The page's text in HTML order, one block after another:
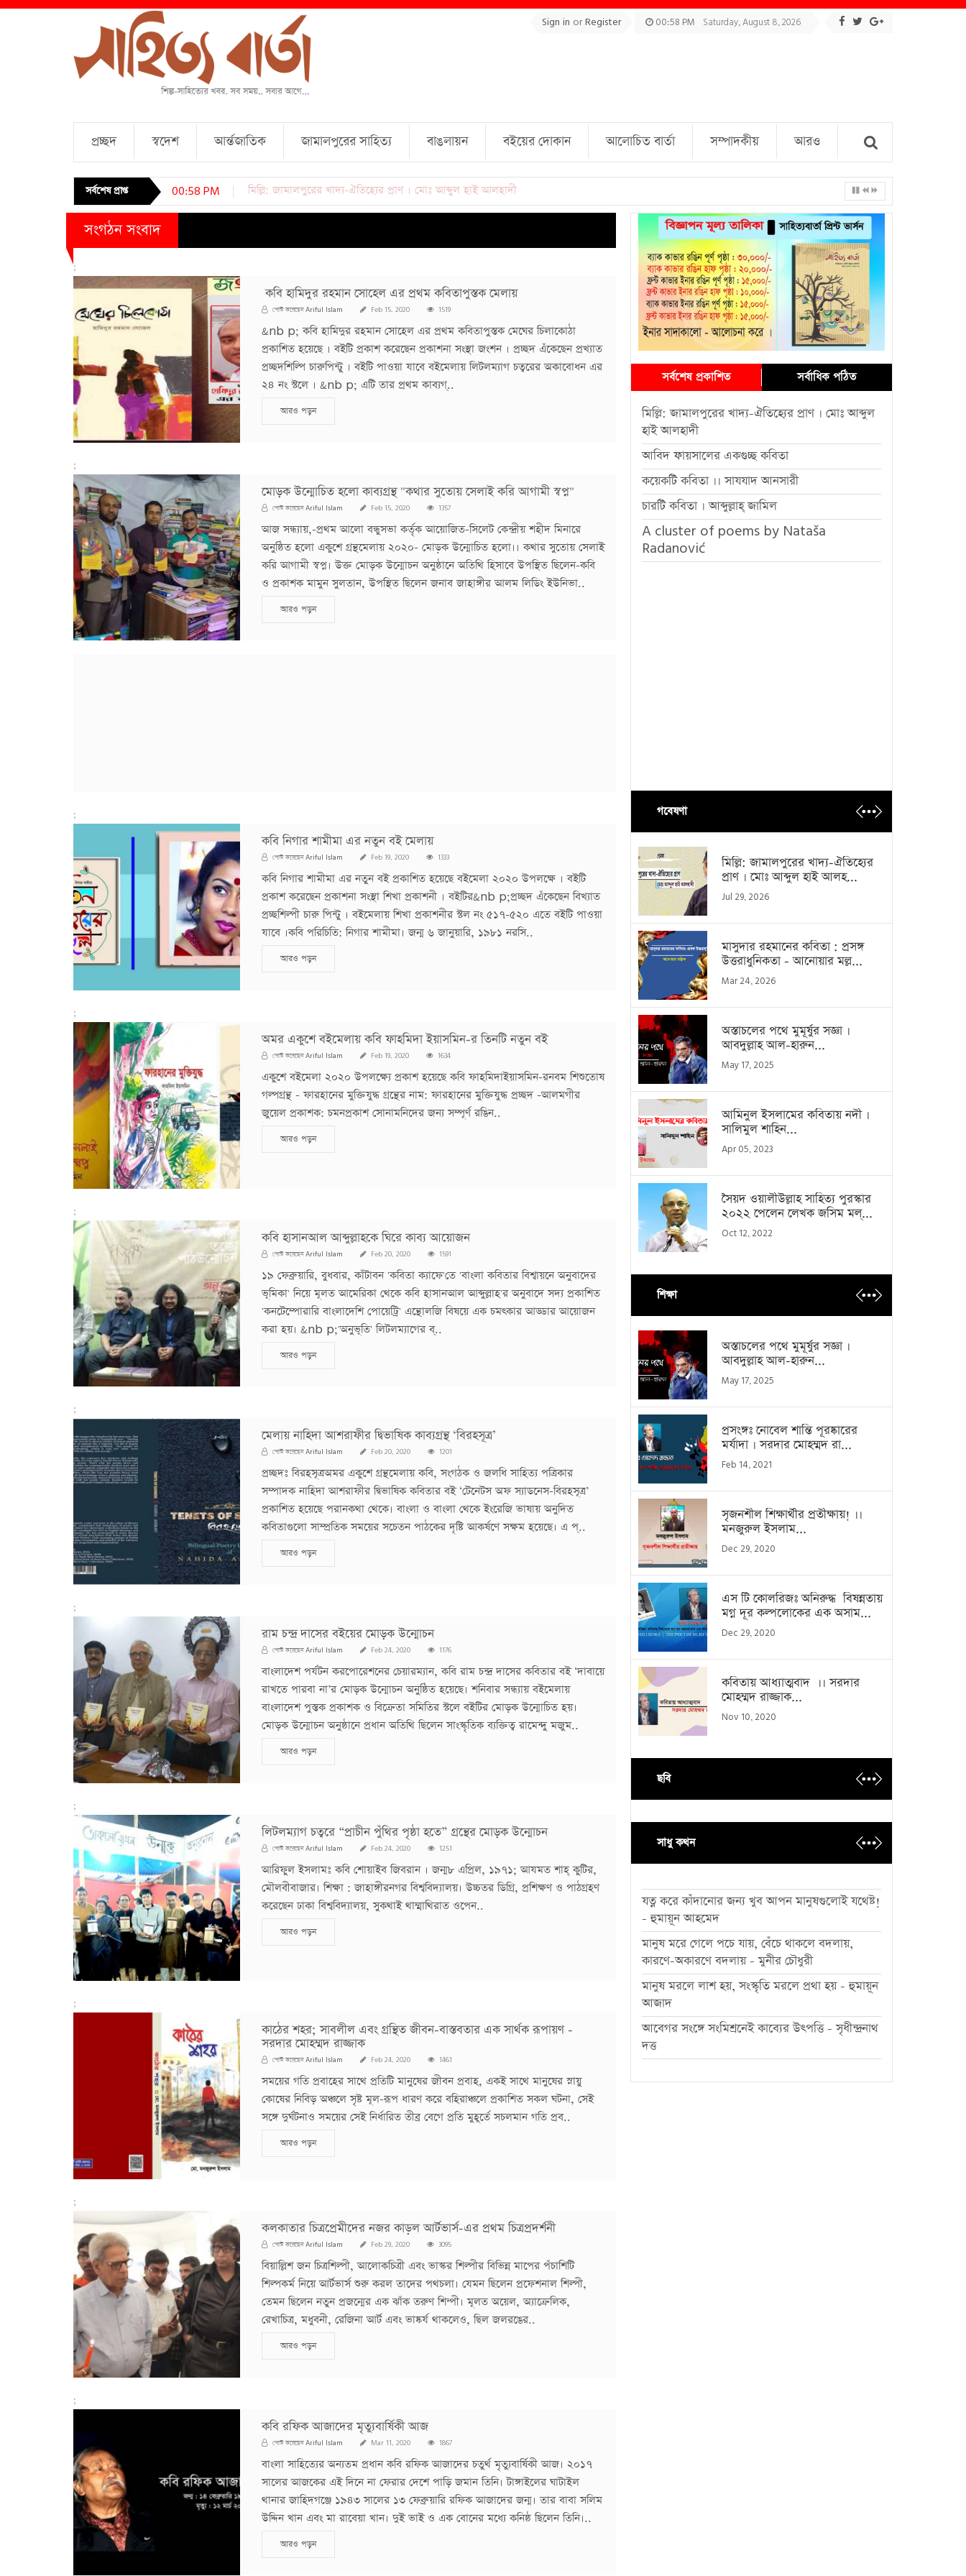
Sign in orRegister 00:58 PM Saturday, August 8, 2026
প্রচ্ছদ স্বদেশ আর্ন্তজাতিক জামালপুরের সাহিত্য বাঙলায়ন বইয়ের দোকান আলোচিত বার্তা সম্পাদকীয় আরও
সর্বশেষ প্রাপ্ত 00:58 PM চারটি কবিতা । আব্দুল্লাহ্ জামিল
সংগঠন সংবাদ
;
কবি হামিদুর রহমান সোহেল এর প্রথম কবিতাপুস্তক মেলায়
পোস্ট করেছেনAriful Islam Feb 15, 2020 1519
&nb p; কবি হামিদুর রহমান সোহেল এর প্রথম কবিতাপুস্তক মেঘের চিলাকোঠা
প্রকাশিত হয়েছে । বইটি প্রকাশ করেছেন প্রকাশনা সংস্থা জংশন । প্রচ্ছদ এঁকেছেন প্রখ্যাত
প্রচ্ছদশিল্পি চারুপিন্টু । বইটি পাওয়া যাবে বইমেলায় লিটলম্যাগ চত্বরের অকাবোধন এর
২৪ নং স্টলে । &nb p; এটি তার প্রথম কাব্যগ্..
আরও পড়ুন
;
মোড়ক উন্মোচিত হলো কাব্যগ্রন্থ "কথার সুতোয় সেলাই করি আগামী স্বপ্ন"
পোস্ট করেছেনAriful Islam Feb 15, 2020 1357
আজ সন্ধ্যায়,-প্রথম আলো বন্ধুসভা কর্তৃক আয়োজিত-সিলেট কেন্দ্রীয় শহীদ মিনারে
অনুষ্ঠিত হলো একুশে গ্রন্থমেলায় ২০২০- মোড়ক উন্মোচিত হলো।। কথার সুতোয় সেলাই
করি আগামী স্বপ্ন। উক্ত মোড়ক উন্মোচন অনুষ্ঠানে অতিথি হিসাবে উপস্থিত ছিলেন-কবি
ও প্রকাশক মামুন সুলতান, উপস্থিত ছিলেন জনাব জাহাঙ্গীর আলম লিডিং ইউনিভা..
আরও পড়ুন
;
কবি নিগার শামীমা এর নতুন বই মেলায়
পোস্ট করেছেনAriful Islam Feb 19, 2020 1333
কবি নিগার শামীমা এর নতুন বই প্রকাশিত হয়েছে বইমেলা ২০২০ উপলক্ষে । বইটি
প্রকাশ করেছেন প্রকাশনা সংস্থা শিখা প্রকাশনী । বইটির&nb p;প্রচ্ছদ এঁকেছেন বিখ্যাত
প্রচ্ছশিল্পী চারু পিন্টু । বইমেলায় শিখা প্রকাশনীর স্টল নং ৫১৭-৫২০ এতে বইটি পাওয়া
যাবে ।কবি পরিচিতি: নিগার শামীমা। জন্ম ৬ জানুয়ারি, ১৯৮১ নরসি..
আরও পড়ুন
;
অমর একুশে বইমেলায় কবি ফাহমিদা ইয়াসমিন-র তিনটি নতুন বই
পোস্ট করেছেনAriful Islam Feb 19, 2020 1634
একুশে বইমেলা ২০২০ উপলক্ষ্যে প্রকাশ হয়েছে কবি ফাহমিদাইয়াসমিন-রনবম শিশুতোষ
গল্পগ্রন্থ - ফারহানের মুক্তিযুদ্ধ গ্রন্থের নাম: ফারহানের মুক্তিযুদ্ধ প্রচ্ছদ -আলমগীর
জুয়েল প্রকাশক: চমনপ্রকাশ সোনামনিদের জন্য সম্পূর্ণ রঙিন..
আরও পড়ুন
;
কবি হাসানআল আব্দুল্লাহকে ঘিরে কাব্য আয়োজন
পোস্ট করেছেনAriful Islam Feb 20, 2020 1591
১৯ ফেব্রুয়ারি, বুধবার, কাঁটাবন 'কবিতা ক্যাফে'তে 'বাংলা কবিতার বিশ্বায়নে অনুবাদের
ভূমিকা' নিয়ে মূলত আমেরিকা থেকে কবি হাসানআল আব্দুল্লাহ'র অনুবাদে সদ্য প্রকাশিত
'কনটেম্পোরারি বাংলাদেশি পোয়েট্রি' এন্থোলজি বিষয়ে এক চমৎকার আড্ডার আয়োজন
করা হয়। &nb p;'অনুভূতি' লিটলম্যাগের ব্..
আরও পড়ুন
;
মেলায় নাহিদা আশরাফীর দ্বিভাষিক কাব্যগ্রন্থ ‘বিরহসূত্র’
পোস্ট করেছেনAriful Islam Feb 20, 2020 1201
প্রচ্ছদঃ বিরহসূত্রঅমর একুশে গ্রন্থমেলায় কবি, সংগঠক ও জলধি সাহিত্য পত্রিকার
সম্পাদক নাহিদা আশরাফীর দ্বিভাষিক কবিতার বই ‘টেনেটস অফ স্যাডনেস-বিরহসূত্র’
প্রকাশিত হয়েছে পরানকথা থেকে। বাংলা ও বাংলা থেকে ইংরেজি ভাষায় অনুদিত
কবিতাগুলো সাম্প্রতিক সময়ের সচেতন পাঠকের দৃষ্টি আকর্ষণে সক্ষম হয়েছে। এ প্..
আরও পড়ুন
;
রাম চন্দ্র দাসের বইয়ের মোড়ক উন্মোচন
পোস্ট করেছেনAriful Islam Feb 24, 2020 1176
বাংলাদেশ পর্যটন করপোরেশনের চেয়ারম্যান, কবি রাম চন্দ্র দাসের কবিতার বই ‘দাবায়ে
রাখতে পারবা না’র মোড়ক উন্মোচন অনুষ্ঠিত হয়েছে। শনিবার সন্ধ্যায় বইমেলায়
বাংলাদেশ পুস্তক প্রকাশক ও বিক্রেতা সমিতির স্টলে বইটির মোড়ক উন্মোচিত হয়।
মোড়ক উন্মোচন অনুষ্ঠানে প্রধান অতিথি ছিলেন সাংস্কৃতিক ব্যক্তিত্ব রামেন্দু মজুম..
আরও পড়ুন
;
লিটলম্যাগ চত্বরে “প্রাচীন পুঁথির পৃষ্ঠা হতে” গ্রন্থের মোড়ক উন্মোচন
পোস্ট করেছেনAriful Islam Feb 24, 2020 1251
আরিফুল ইসলামঃ কবি শোয়াইব জিবরান । জন্ম৮ এপ্রিল, ১৯৭১; আযমত শাহ্ কুটির,
মৌলবীবাজার। শিক্ষা : জাহাঙ্গীরনগর বিশ্ববিদ্যালয়। উচ্চতর ডিগ্রি, প্রশিক্ষণ ও পাঠগ্রহণ
করেছেন ঢাকা বিশ্ববিদ্যালয়, সুকথাই থাম্মাথিরাত ওপেন..
আরও পড়ুন
;
কাঠের শহর; সাবলীল এবং গ্রন্থিত জীবন-বাস্তবতার এক সার্থক রূপায়ণ -
সরদার মোহম্মদ রাজ্জাক
পোস্ট করেছেনAriful Islam Feb 24, 2020 1461
সময়ের গতি প্রবাহের সাথে প্রতিটি মানুষের জীবন প্রবাহ, একই সাথে মানুষের স্নায়ু
কোষের নিবিড় অঞ্চলে সৃষ্ট মূল-রূপ ধারণ করে বহিরাঞ্চলে প্রকাশিত সকল ঘটনা, সেই
সঙ্গে দুর্ঘটনাও সময়ের সেই নির্ধারিত তীব্র বেগে প্রতি মুহূর্তে সচলমান গতি প্রব..
আরও পড়ুন
;
কলকাতার চিত্রপ্রেমীদের নজর কাড়ল আর্টভার্স-এর প্রথম চিত্রপ্রদর্শনী
পোস্ট করেছেনAriful Islam Feb 29, 2020 3095
বিয়াল্লিশ জন চিত্রশিল্পী, আলোকচিত্রী এবং ভাস্কর শিল্পীর বিভিন্ন মাপের পঁচাশিটি
শিল্পকর্ম নিয়ে আর্টভার্স শুরু করল তাদের পথচলা। যেমন ছিলেন প্রফেশনাল শিল্পী,
তেমন ছিলেন নতুন প্রজন্মের এক ঝাঁক তরুণ শিন্পী। মূলত অয়েল, অ্যাক্রেলিক,
রেখাচিত্র, মধুবনী, রেজিনা আর্ট এবং ভাষ্কর্য থাকলেও, ছিল জলরঙের..
আরও পড়ুন
;
কবি রফিক আজাদের মৃত্যুবার্ষিকী আজ
পোস্ট করেছেনAriful Islam Mar 11, 2020 1867
বাংলা সাহিত্যের অন্যতম প্রধান কবি রফিক আজাদের চতুর্থ মৃত্যুবার্ষিকী আজ। ২০১৭
সালের আজকের এই দিনে না ফেরার দেশে পাড়ি জমান তিনি। টাঙ্গাইলের ঘাটাইল
থানার জাহিদগঞ্জে ১৯৪৩ সালের ১৩ ফেব্রুয়ারি রফিক আজাদের জন্ম। তার বাবা সলিম
উদ্দিন খান এবং মা রাবেয়া খান। দুই ভাই ও এক বোনের মধ্যে কনিষ্ঠ ছিলেন তিনি।..
আরও পড়ুন
সর্বশেষ প্রকাশিত সর্বাধিক পঠিত
মিল্লি: জামালপুরের খাদ্য-ঐতিহ্যের প্রাণ । মোঃ আব্দুল
হাই আলহাদী
আবিদ ফায়সালের একগুচ্ছ কবিতা
কয়েকটি কবিতা ।। সাযযাদ আনসারী
চারটি কবিতা । আব্দুল্লাহ্ জামিল
A cluster of poems by Nataša
Radanović
গবেষণা
মিল্লি: জামালপুরের খাদ্য-ঐতিহ্যের
প্রাণ । মোঃ আব্দুল হাই আলহ...
Jul 29, 2026
মাসুদার রহমানের কবিতা : প্রসঙ্গ
উত্তরাধুনিকতা - আনোয়ার মল্ল...
Mar 24, 2026
অস্তাচলের পথে মুমূর্ষুর সজ্ঞা ।
আবদুল্লাহ আল-হারুন...
May 17, 2025
আমিনুল ইসলামের কবিতায় নদী ।
সালিমুল শাহিন...
Apr 05, 2023
সৈয়দ ওয়ালীউল্লাহ সাহিত্য পুরস্কার
২০২২ পেলেন লেখক জসিম মল্...
Oct 12, 2022
শিক্ষা
অস্তাচলের পথে মুমূর্ষুর সজ্ঞা ।
আবদুল্লাহ আল-হারুন...
May 17, 2025
প্রসংঙ্গঃ নোবেল শান্তি পূরষ্কারের
মর্যাদা । সরদার মোহম্মদ রা...
Feb 14, 2021
সৃজনশীল শিক্ষার্থীর প্রতীক্ষায়! ।।
মনজুরুল ইসলাম...
Dec 29, 2020
এস টি কোলরিজঃ অনিরুদ্ধ বিষন্নতায়
মগ্ন দূর কল্পলোকের এক অসাম...
Dec 29, 2020
কবিতায় আধ্যাত্মবাদ ।। সরদার
মোহম্মদ রাজ্জাক...
Nov 10, 2020
ছবি
সাধু কথন
যত্ন করে কাঁদানোর জন্য খুব আপন মানুষগুলোই যথেষ্ট!
- হুমায়ূন আহমেদ
মানুষ মরে গেলে পচে যায়, বেঁচে থাকলে বদলায়,
কারণে-অকারণে বদলায় - মুনীর চৌধুরী
মানুষ মরলে লাশ হয়, সংস্কৃতি মরলে প্রথা হয় - হুমায়ূন
আজাদ
আবেগর সংঙ্গে সংমিশ্রনেই কাব্যের উৎপত্তি - সৃধীন্দ্রনাথ
দত্ত